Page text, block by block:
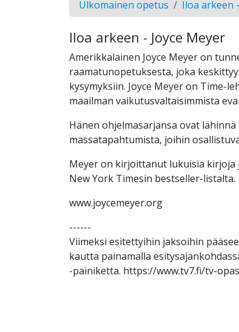
Ulkomainen opetus Iloa arkeen
Iloa arkeen - Joyce Meyer
Amerikkalainen Joyce Meyer on
raamatunopetuksesta, joka
kysymyksiin. Joyce Meyer on Time-
maailman vaikutusvaltaisimmista
Hänen ohjelmasarjansa ovat
massatapahtumista, joihin
Meyer on kirjoittanut lukuisia kirjoja
New York Timesin bestseller-listalta.
www.joycemeyer.org
------
Viimeksi esitettyihin jaksoihin
kautta painamalla
-painiketta. https://www.tv7.fi/tv-